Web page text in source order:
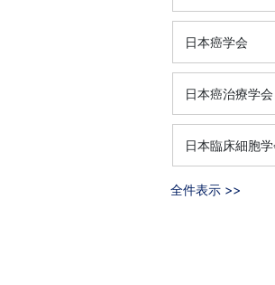
日本癌学会
日本癌治療学会
日本臨床細胞
全件表示 >>